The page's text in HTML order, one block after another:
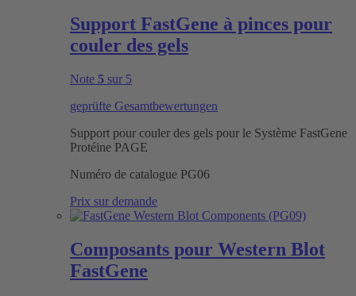
Support FastGene à pinces pour
couler des gels
Note 5 sur 5
geprüfte Gesamtbewertungen
Support pour couler des gels pour le Système FastGene
Protéine PAGE
Numéro de catalogue PG06
Prix sur demande
Composants pour Western Blot
FastGene